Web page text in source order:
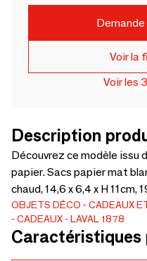
Voir la
Voir les
Description
Découvrez ce modèle issu
papier. Sacs papier mat
chaud, 14,6 x 6,4 x H 11cm,
OBJETS DÉCO
CADEAUX
CADEAUX
LAVAL 1878
Caractéristiques